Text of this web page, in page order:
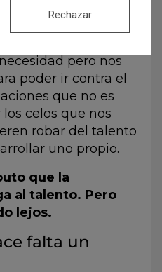
a esta
pero nos
poder ir contra el
que no es
celos que nos
robar del talento
uno propio.
que la
al talento. Pero
lejos.
falta un
Rechazar